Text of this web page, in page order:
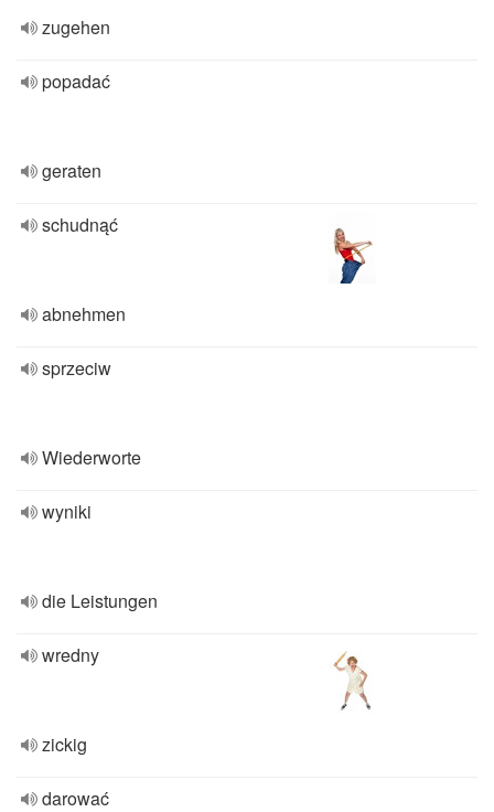
zugehen
popadać
geraten
schudnąć
abnehmen
sprzeciw
Wiederworte
wyniki
die Leistungen
wredny
zickig
darować